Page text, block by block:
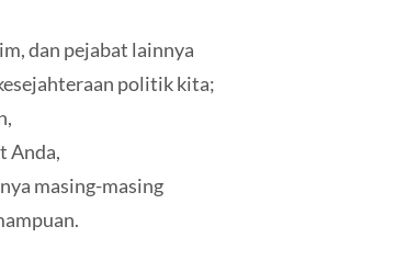
dan pejabat lainnya
politik kita;
Anda,
masing-masing